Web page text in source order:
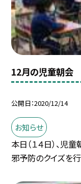
12月の児童朝会
公開日 2020/12/14
お知らせ
本日（１４日）、児
邪予防のクイズを